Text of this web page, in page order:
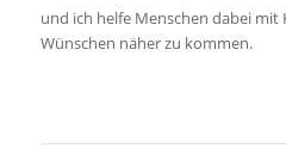
und ich helfe Menschen dabei
Wünschen näher zu kommen.